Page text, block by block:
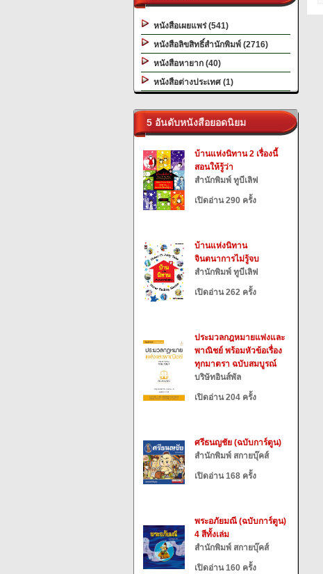
หนังสือเผยแพร่ (541)
หนังสือลิขสิทธิ์สำนักพิมพ์ (2716)
หนังสือหายาก (40)
หนังสือต่างประเทศ (1)
5 อันดับหนังสือยอดนิยม
บ้านแห่งนิทาน 2 เรื่องนี้
สอนให้รู้ว่า
สำนักพิมพ์ ทูบีเลิฟ
เปิดอ่าน 290 ครั้ง
บ้านแห่งนิทาน
จินตนาการไม่รู้จบ
สำนักพิมพ์ ทูบีเลิฟ
เปิดอ่าน 262 ครั้ง
ประมวลกฎหมายแพ่งและ
พาณิชย์ พร้อมหัวข้อเรื่อง
ทุกมาตรา ฉบับสมบูรณ์
บริษัทอินส์พัล
เปิดอ่าน 204 ครั้ง
ศรีธนญชัย (ฉบับการ์ตูน)
สำนักพิมพ์ สกายบุ๊คส์
เปิดอ่าน 168 ครั้ง
พระอภัยมณี (ฉบับการ์ตูน)
4 สีทั้งเล่ม
สำนักพิมพ์ สกายบุ๊คส์
เปิดอ่าน 160 ครั้ง